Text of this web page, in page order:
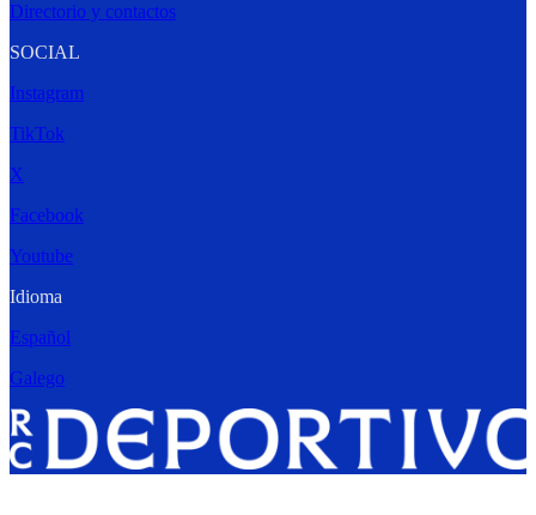
Directorio y contactos
SOCIAL
Instagram
TikTok
X
Facebook
Youtube
Idioma
Español
Galego